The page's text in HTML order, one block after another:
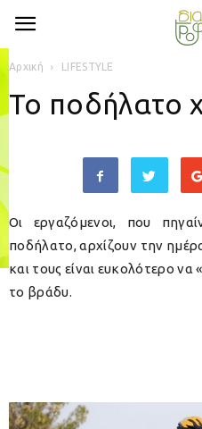
Αρχική LIFESTYLE
Το ποδήλατο
Οι εργαζόμενοι, που
ποδήλατο, αρχίζουν την
και τους είναι ευκολότερο
το βράδυ.